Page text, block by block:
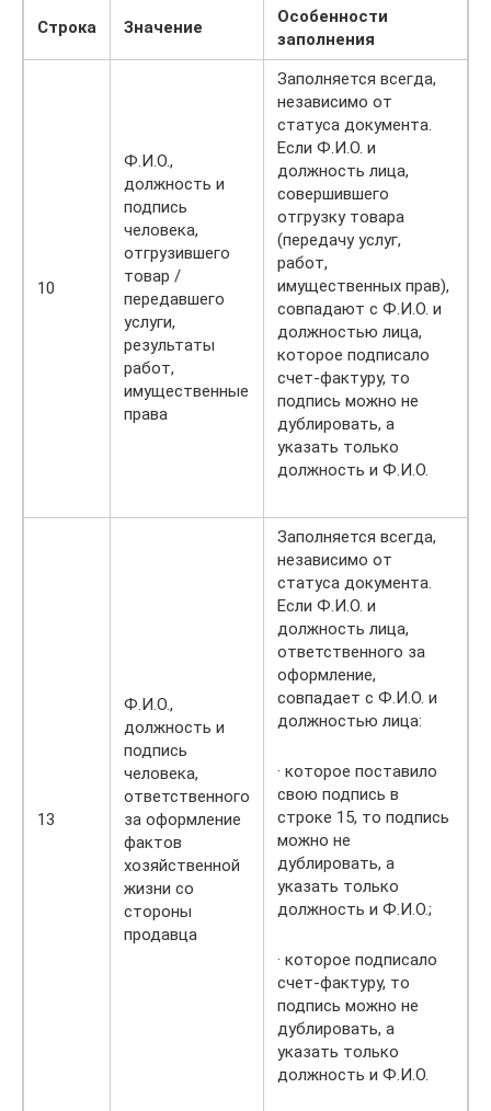
Строка Значение
Особенности
заполнения
10
Ф.И.О.,
должность и
подпись
человека,
отгрузившего
товар /
передавшего
услуги,
результаты
работ,
имущественные
права
Заполняется всегда,
независимо от
статуса документа.
Если Ф.И.О. и
должность лица,
совершившего
отгрузку товара
(передачу услуг,
работ,
имущественных прав),
совпадают с Ф.И.О. и
должностью лица,
которое подписало
счет-фактуру, то
подпись можно не
дублировать, а
указать только
должность и Ф.И.О.
13
Ф.И.О.,
должность и
подпись
человека,
ответственного
за оформление
фактов
хозяйственной
жизни со
стороны
продавца
Заполняется всегда,
независимо от
статуса документа.
Если Ф.И.О. и
должность лица,
ответственного за
оформление,
совпадает с Ф.И.О. и
должностью лица:
· которое поставило
свою подпись в
строке 15, то подпись
можно не
дублировать, а
указать только
должность и Ф.И.О.;
· которое подписало
счет-фактуру, то
подпись можно не
дублировать, а
указать только
должность и Ф.И.О.